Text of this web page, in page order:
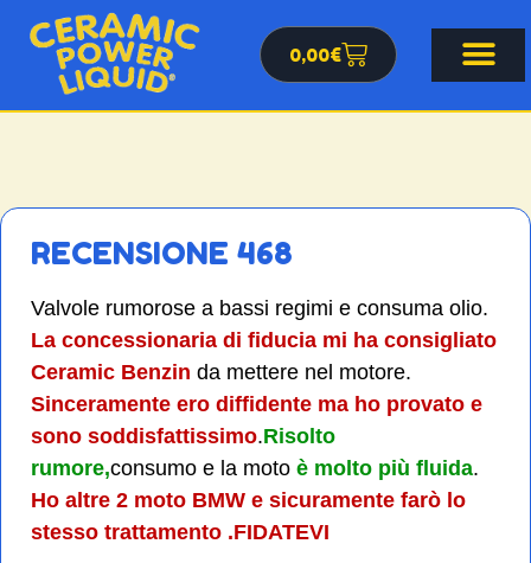
0,00€
RECENSIONE 468
Valvole rumorose a bassi regimi e consuma olio.
La concessionaria di fiducia mi ha consigliato
Ceramic Benzin da mettere nel motore.
Sinceramente ero diffidente ma ho provato e
sono soddisfattissimo.Risolto
rumore,consumo e la moto è molto più fluida.
Ho altre 2 moto BMW e sicuramente farò lo
stesso trattamento .FIDATEVI